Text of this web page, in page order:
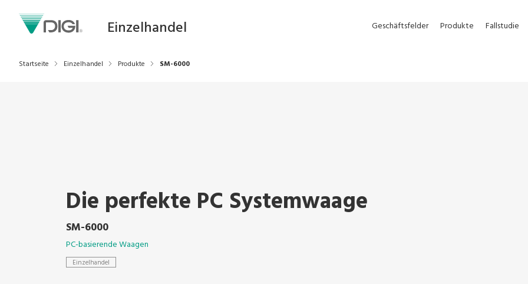
Einzelhandel Geschäftsfelder Produkte Fallstudie
Startseite Einzelhandel Produkte SM-6000
Die perfekte PC Systemwaage
SM-6000
PC-basierende Waagen
Einzelhandel